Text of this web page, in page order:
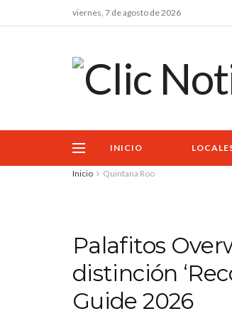
viernes, 7 de agosto de 2026
INICIO
Inicio Quintana Roo
Palafitos
distinción
Guide 2026